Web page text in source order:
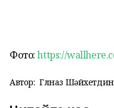
Фото:https://
Автор: Гөлназ